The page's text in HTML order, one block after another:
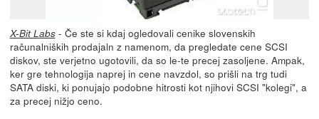
X-Bit Labs- Če ste si kdaj ogledovali cenike slovenskih
računalniških prodajaln z namenom, da pregledate cene SCSI
diskov, ste verjetno ugotovili, da so le-te precej zasoljene. Ampak,
ker gre tehnologija naprej in cene navzdol, so prišli na trg tudi
SATA diski, ki ponujajo podobne hitrosti kot njihovi SCSI "kolegi", a
za precej nižjo ceno.